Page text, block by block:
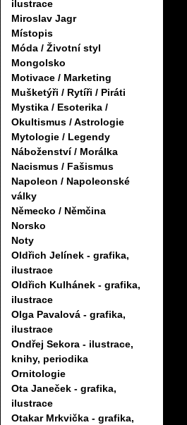
ilustrace
Miroslav Jagr
Místopis
Móda / Životní styl
Mongolsko
Motivace / Marketing
Mušketýři / Rytíři / Piráti
Mystika / Esoterika /
Okultismus / Astrologie
Mytologie / Legendy
Náboženství / Morálka
Nacismus / Fašismus
Napoleon / Napoleonské
války
Německo / Němčina
Norsko
Noty
Oldřich Jelínek - grafika,
ilustrace
Oldřich Kulhánek - grafika,
ilustrace
Olga Pavalová - grafika,
ilustrace
Ondřej Sekora - ilustrace,
knihy, periodika
Ornitologie
Ota Janeček - grafika,
ilustrace
Otakar Mrkvička - grafika,